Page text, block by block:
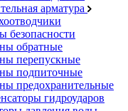
арматура
безопасности
обратные
перепускные
подпиточные
предохранительные
гидроударов